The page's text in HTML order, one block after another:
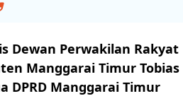
Dewan Perwakilan Rakyat
Manggarai Timur Tobias
DPRD Manggarai Timur